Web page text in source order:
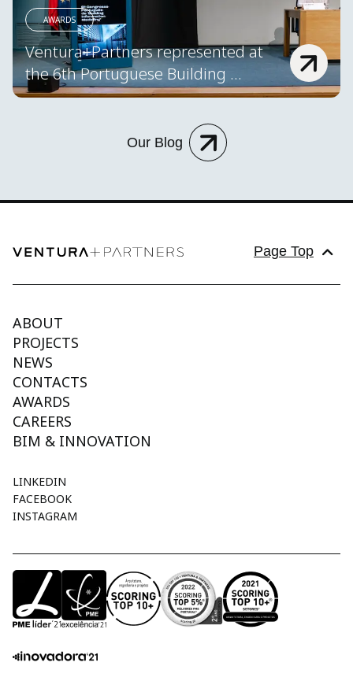
AWARDS
Ventura+Partners represented at
the 6th Portuguese Building
Information Modelling Congress –
Our Blog
Page Top
ABOUT
PROJECTS
NEWS
CONTACTS
AWARDS
CAREERS
BIM & INNOVATION
LINKEDIN
FACEBOOK
INSTAGRAM